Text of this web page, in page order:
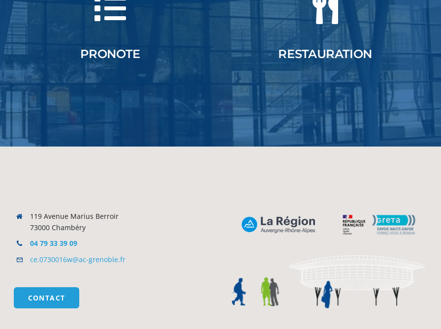
PRONOTE RESTAURATION
119 Avenue Marius Berroir
73000 Chambéry
04 79 33 39 09
ce.0730016w@ac-grenoble.fr
CONTACT